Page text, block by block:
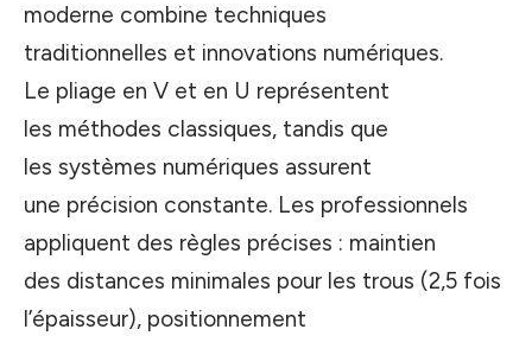
moderne combine techniques
traditionnelles et innovations numériques.
Le pliage en V et en U représentent
les méthodes classiques, tandis que
les systèmes numériques assurent
une précision constante. Les professionnels
appliquent des règles précises : maintien
des distances minimales pour les trous (2,5 fois
l’épaisseur), positionnement